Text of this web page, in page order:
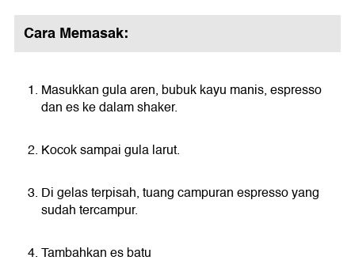
Cara Memasak:
Masukkan gula aren, bubuk kayu manis, espresso
dan es ke dalam shaker.
Kocok sampai gula larut.
Di gelas terpisah, tuang campuran espresso yang
sudah tercampur.
Tambahkan es batu